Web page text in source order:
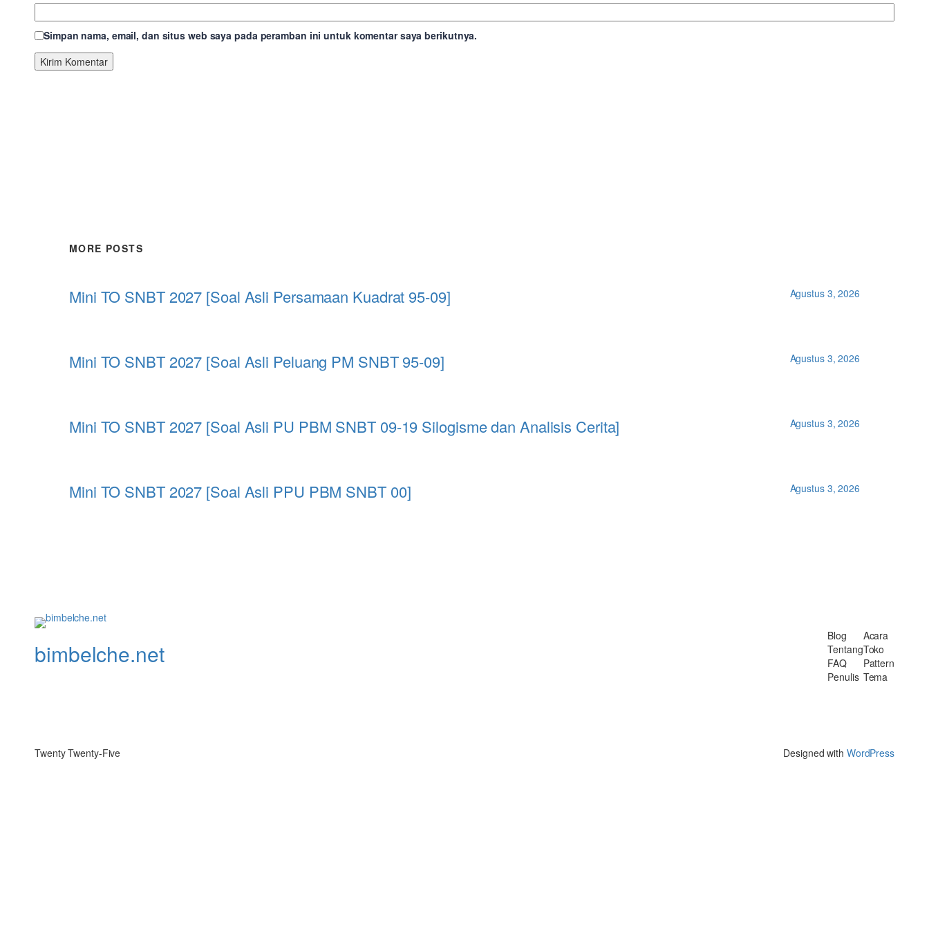
Simpan nama, email, dan situs web saya pada peramban ini untuk komentar saya berikutnya.
MORE POSTS
Mini TO SNBT 2027 [Soal Asli Persamaan Kuadrat 95-09] Agustus 3, 2026
Mini TO SNBT 2027 [Soal Asli Peluang PM SNBT 95-09] Agustus 3, 2026
Mini TO SNBT 2027 [Soal Asli PU PBM SNBT 09-19 Silogisme dan Analisis Cerita] Agustus 3, 2026
Mini TO SNBT 2027 [Soal Asli PPU PBM SNBT 00] Agustus 3, 2026
bimbelche.net
Blog
Tentang
FAQ
Penulis
Acara
Toko
Pattern
Tema
Twenty Twenty-Five Designed with WordPress